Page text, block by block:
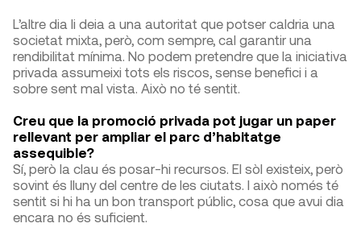
L’altre dia li deia a una autoritat que potser caldria una
societat mixta, però, com sempre, cal garantir una
rendibilitat mínima. No podem pretendre que la iniciativa
privada assumeixi tots els riscos, sense benefici i a
sobre sent mal vista. Això no té sentit.
Creu que la promoció privada pot jugar un paper
rellevant per ampliar el parc d’habitatge
assequible?
Sí, però la clau és posar-hi recursos. El sòl existeix, però
sovint és lluny del centre de les ciutats. I això només té
sentit si hi ha un bon transport públic, cosa que avui dia
encara no és suficient.